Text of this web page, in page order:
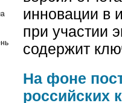
инновации в
при участии
содержит
На фоне
российских